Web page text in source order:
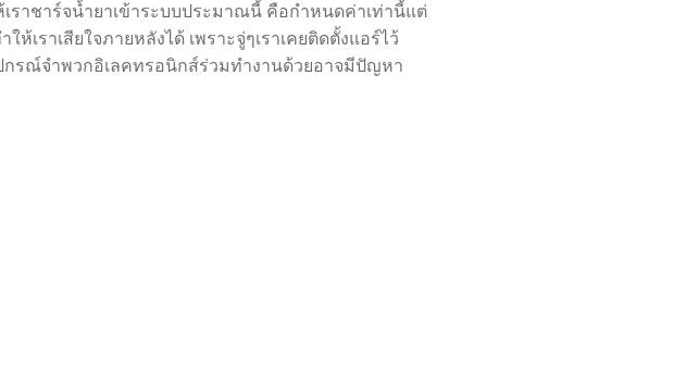
ราชาร์จน้ำยาเข้าระบบประมาณนี้ คือกำหนดค่าเท่านี้แต่
ห้เราเสียใจภายหลังได้ เพราะจู่ๆเราเคยติดตั้งแอร์ไว้
รณ์จำพวกอิเลคทรอนิกส์ร่วมทำงานด้วยอาจมีปัญหา